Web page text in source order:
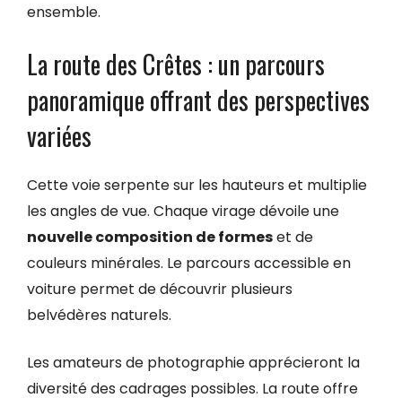
ensemble.
La route des Crêtes : un parcours
panoramique offrant des perspectives
variées
Cette voie serpente sur les hauteurs et multiplie
les angles de vue. Chaque virage dévoile une
nouvelle composition de formeset de
couleurs minérales. Le parcours accessible en
voiture permet de découvrir plusieurs
belvédères naturels.
Les amateurs de photographie apprécieront la
diversité des cadrages possibles. La route offre